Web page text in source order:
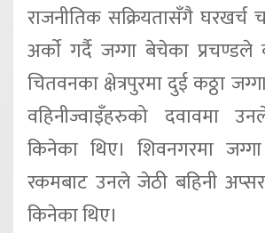
राजनीतिक सक्रियतासँगै
अर्काे गर्दै जग्गा बेचेका
चितवनका क्षेत्रपुरमा दुई कठ्ठा
वहिनीज्वाइँहरुको दवावमा
किनेका थिए। शिवनगरमा
रकमबाट उनले जेठी बहिनी
किनेका थिए।